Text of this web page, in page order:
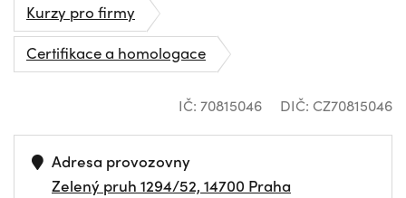
Kurzy pro firmy
Certifikace a homologace
IČ: 70815046 DIČ: CZ70815046
Adresa provozovny
Zelený pruh 1294/52, 14700 Praha